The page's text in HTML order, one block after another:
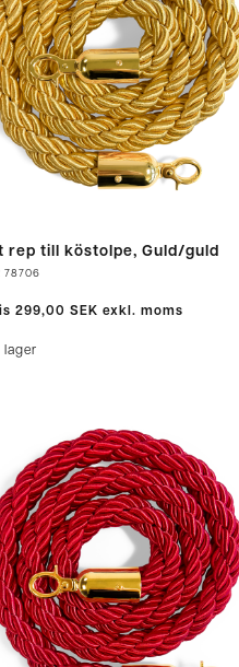
rep till köstolpe, Guld/guld
78706
299,00 SEK exkl. moms
I lager